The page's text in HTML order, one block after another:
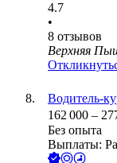
4.7
•
8 отзывов
Верхняя
Водитель-
162 000 –
Без опыта
Выплаты: